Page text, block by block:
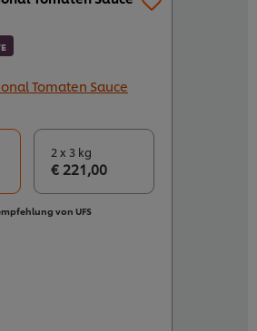
2 x 3 kg
€ 221,00
von UFS